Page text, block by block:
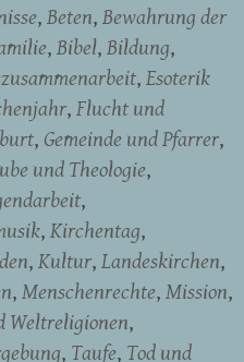
Beten Bewahrung der
Bibel Bildung
Esoterik
Flucht und
Gemeinde und Pfarrer
und Theologie
Kirchentag
Kultur Landeskirchen
Menschenrechte Mission
Weltreligionen
Taufe Tod und